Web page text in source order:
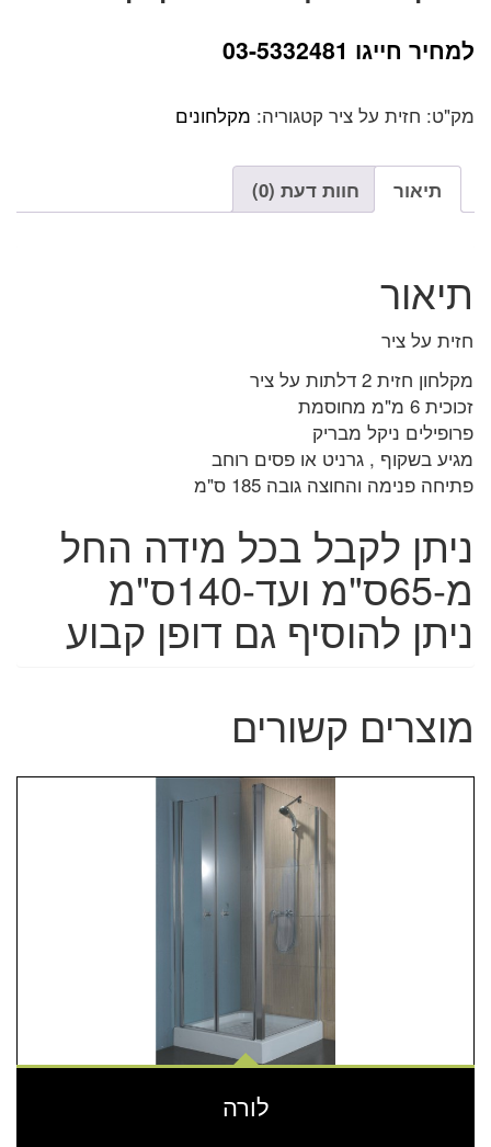
למחיר חייגו 03-5332481
מק"ט: חזית על ציר קטגוריה: מקלחונים
תיאור חוות דעת (0)
תיאור
חזית על ציר
מקלחון חזית 2 דלתות על ציר
זכוכית 6 מ"מ מחוסמת
פרופילים ניקל מבריק
מגיע בשקוף , גרניט או פסים רוחב
פתיחה פנימה והחוצה גובה 185 ס"מ
ניתן לקבל בכל מידה החל
מ-65ס"מ ועד-140ס"מ
ניתן להוסיף גם דופן קבוע
מוצרים קשורים
לורה